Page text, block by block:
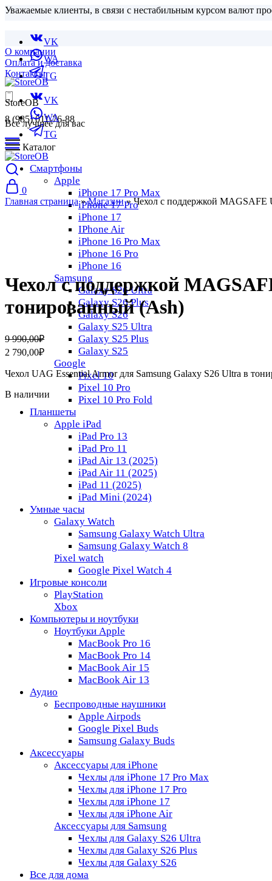
Уважаемые клиенты, в связи с нестабильным курсом валют
VK
WA
TG
8 (985) 011-76-88
О компании
Оплата и доставка
Контакты
VK
WA
TG
StoreOB
Все лучшее для вас
Каталог
Смартфоны
Apple
iPhone 17 Pro Max
iPhone 17 Pro
iPhone 17
IPhone Air
iPhone 16 Pro Max
iPhone 16 Pro
iPhone 16
Samsung
Galaxy S26 Ultra
Galaxy S26 Plus
Galaxy S26
Galaxy S25 Ultra
Galaxy S25 Plus
Galaxy S25
Google
Pixel 10
Pixel 10 Pro
Pixel 10 Pro Fold
Планшеты
Apple iPad
iPad Pro 13
iPad Pro 11
iPad Air 13 (2025)
iPad Air 11 (2025)
iPad 11 (2025)
iPad Mini (2024)
Умные часы
Galaxy Watch
Samsung Galaxy Watch Ultra
Samsung Galaxy Watch 8
Pixel watch
Google Pixel Watch 4
Игровые консоли
PlayStation
Xbox
Компьютеры и ноутбуки
Ноутбуки Apple
MacBook Pro 16
MacBook Pro 14
MacBook Air 15
MacBook Air 13
Аудио
Беспроводные наушники
Apple Airpods
Google Pixel Buds
Samsung Galaxy Buds
Аксессуары
Аксессуары для iPhone
Чехлы для iPhone 17 Pro Max
Чехлы для iPhone 17 Pro
Чехлы для iPhone 17
Чехлы для iPhone Air
Аксессуары для Samsung
Чехлы для Galaxy S26 Ultra
Чехлы для Galaxy S26 Plus
Чехлы для Galaxy S26
Все для дома
0
Главная страница»Магазин»Чехол с поддержкой MAGSAFE
Чехол с поддержкой
тонированный (Ash)
9 990,00₽
Первоначальная
цена
составляла
9
2 790,00₽
Текущая
цена:
2
790,00₽.
Чехол UAG Essential Armor для Samsung Galaxy S26 Ultra в
В наличии